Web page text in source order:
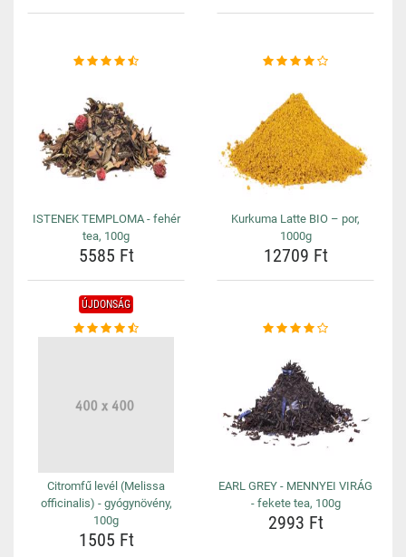
ISTENEK TEMPLOMA - fehér
tea, 100g
5585 Ft
Kurkuma Latte BIO – por,
1000g
12709 Ft
ÚJDONSÁG
Citromfű levél (Melissa
officinalis) - gyógynövény,
100g
1505 Ft
EARL GREY - MENNYEI VIRÁG
- fekete tea, 100g
2993 Ft